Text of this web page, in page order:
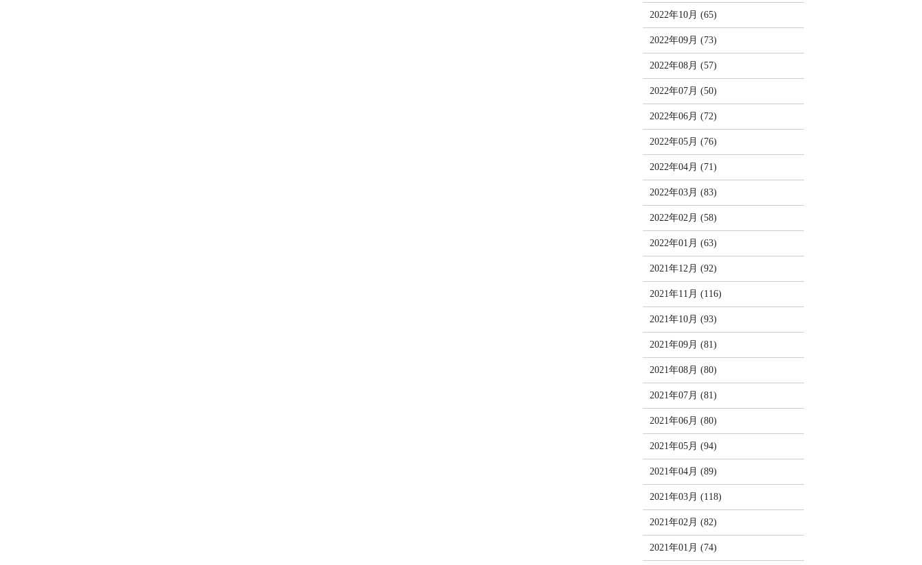
2022年10月 (65)
2022年09月 (73)
2022年08月 (57)
2022年07月 (50)
2022年06月 (72)
2022年05月 (76)
2022年04月 (71)
2022年03月 (83)
2022年02月 (58)
2022年01月 (63)
2021年12月 (92)
2021年11月 (116)
2021年10月 (93)
2021年09月 (81)
2021年08月 (80)
2021年07月 (81)
2021年06月 (80)
2021年05月 (94)
2021年04月 (89)
2021年03月 (118)
2021年02月 (82)
2021年01月 (74)